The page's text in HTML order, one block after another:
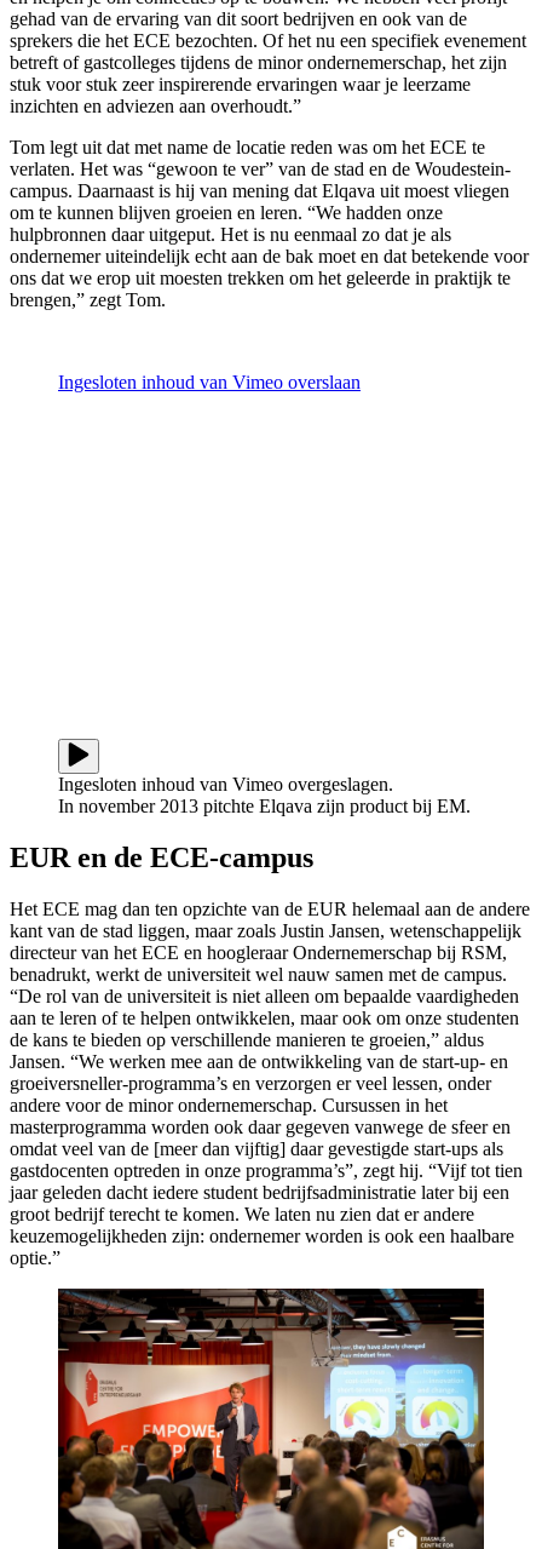
gehad van de ervaring van dit soort bedrijven en ook van de
sprekers die het ECE bezochten. Of het nu een specifiek evenement
betreft of gastcolleges tijdens de minor ondernemerschap, het zijn
stuk voor stuk zeer inspirerende ervaringen waar je leerzame
inzichten en adviezen aan overhoudt.”
Tom legt uit dat met name de locatie reden was om het ECE te
verlaten. Het was “gewoon te ver” van de stad en de Woudestein-
campus. Daarnaast is hij van mening dat Elqava uit moest vliegen
om te kunnen blijven groeien en leren. “We hadden onze
hulpbronnen daar uitgeput. Het is nu eenmaal zo dat je als
ondernemer uiteindelijk echt aan de bak moet en dat betekende voor
ons dat we erop uit moesten trekken om het geleerde in praktijk te
brengen,” zegt Tom.
Ingesloten inhoud van Vimeo overslaan
Ingesloten inhoud van Vimeo overgeslagen.
In november 2013 pitchte Elqava zijn product bij EM.
EUR en de ECE-campus
Het ECE mag dan ten opzichte van de EUR helemaal aan de andere
kant van de stad liggen, maar zoals Justin Jansen, wetenschappelijk
directeur van het ECE en hoogleraar Ondernemerschap bij RSM,
benadrukt, werkt de universiteit wel nauw samen met de campus.
“De rol van de universiteit is niet alleen om bepaalde vaardigheden
aan te leren of te helpen ontwikkelen, maar ook om onze studenten
de kans te bieden op verschillende manieren te groeien,” aldus
Jansen. “We werken mee aan de ontwikkeling van de start-up- en
groeiversneller-programma’s en verzorgen er veel lessen, onder
andere voor de minor ondernemerschap. Cursussen in het
masterprogramma worden ook daar gegeven vanwege de sfeer en
omdat veel van de [meer dan vijftig] daar gevestigde start-ups als
gastdocenten optreden in onze programma’s”, zegt hij. “Vijf tot tien
jaar geleden dacht iedere student bedrijfsadministratie later bij een
groot bedrijf terecht te komen. We laten nu zien dat er andere
keuzemogelijkheden zijn: ondernemer worden is ook een haalbare
optie.”